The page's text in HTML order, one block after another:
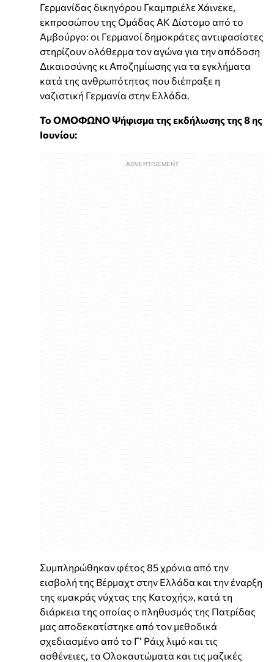
Γερμανίδας δικηγόρου Γκαμπριέλε Χάινεκε,
εκπροσώπου της Ομάδας ΑΚ Δίστομο από το
Αμβούργο: οι Γερμανοί δημοκράτες αντιφασίστες
στηρίζουν ολόθερμα τον αγώνα για την απόδοση
Δικαιοσύνης κι Αποζημίωσης για τα εγκλήματα
κατά της ανθρωπότητας που διέπραξε η
ναζιστική Γερμανία στην Ελλάδα.
Το ΟΜΟΦΩΝΟ Ψήφισμα της εκδήλωσης της 8 ης
Ιουνίου:
Συμπληρώθηκαν φέτος 85 χρόνια από την
εισβολή της Βέρμαχτ στην Ελλάδα και την έναρξη
της «μακράς νύχτας της Κατοχής», κατά τη
διάρκεια της οποίας ο πληθυσμός της Πατρίδας
μας αποδεκατίστηκε από τον μεθοδικά
σχεδιασμένο από το Γ’ Ράιχ λιμό και τις
ασθένειες, τα Ολοκαυτώματα και τις μαζικές